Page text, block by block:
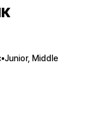
•Junior, Middle